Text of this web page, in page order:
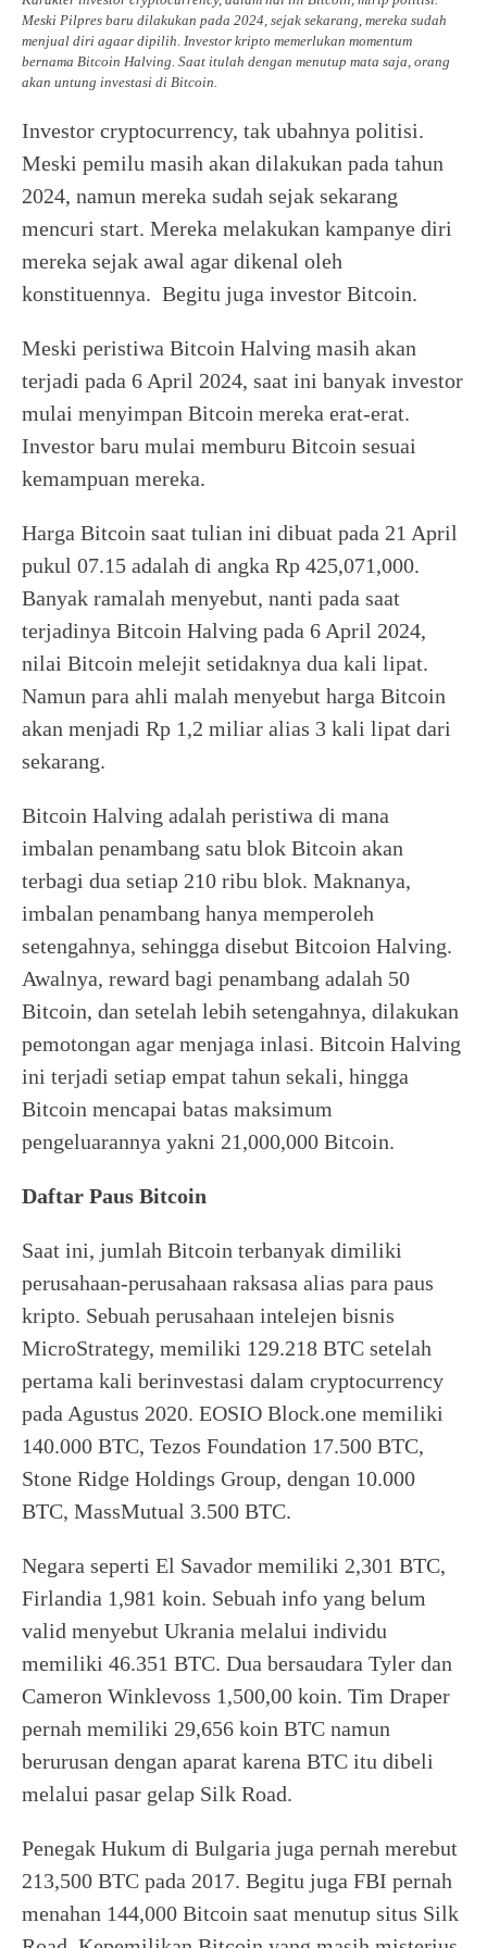
Meski Pilpres baru dilakukan pada 2024, sejak sekarang, mereka sudah
menjual diri agaar dipilih. Investor kripto memerlukan momentum
bernama Bitcoin Halving. Saat itulah dengan menutup mata saja, orang
akan untung investasi di Bitcoin.
Investor cryptocurrency, tak ubahnya politisi.
Meski pemilu masih akan dilakukan pada tahun
2024, namun mereka sudah sejak sekarang
mencuri start. Mereka melakukan kampanye diri
mereka sejak awal agar dikenal oleh
konstituennya. Begitu juga investor Bitcoin.
Meski peristiwa Bitcoin Halving masih akan
terjadi pada 6 April 2024, saat ini banyak investor
mulai menyimpan Bitcoin mereka erat-erat.
Investor baru mulai memburu Bitcoin sesuai
kemampuan mereka.
Harga Bitcoin saat tulian ini dibuat pada 21 April
pukul 07.15 adalah di angka Rp 425,071,000.
Banyak ramalah menyebut, nanti pada saat
terjadinya Bitcoin Halving pada 6 April 2024,
nilai Bitcoin melejit setidaknya dua kali lipat.
Namun para ahli malah menyebut harga Bitcoin
akan menjadi Rp 1,2 miliar alias 3 kali lipat dari
sekarang.
Bitcoin Halving adalah peristiwa di mana
imbalan penambang satu blok Bitcoin akan
terbagi dua setiap 210 ribu blok. Maknanya,
imbalan penambang hanya memperoleh
setengahnya, sehingga disebut Bitcoion Halving.
Awalnya, reward bagi penambang adalah 50
Bitcoin, dan setelah lebih setengahnya, dilakukan
pemotongan agar menjaga inlasi. Bitcoin Halving
ini terjadi setiap empat tahun sekali, hingga
Bitcoin mencapai batas maksimum
pengeluarannya yakni 21,000,000 Bitcoin.
Daftar Paus Bitcoin
Saat ini, jumlah Bitcoin terbanyak dimiliki
perusahaan-perusahaan raksasa alias para paus
kripto. Sebuah perusahaan intelejen bisnis
MicroStrategy, memiliki 129.218 BTC setelah
pertama kali berinvestasi dalam cryptocurrency
pada Agustus 2020. EOSIO Block.one memiliki
140.000 BTC, Tezos Foundation 17.500 BTC,
Stone Ridge Holdings Group, dengan 10.000
BTC, MassMutual 3.500 BTC.
Negara seperti El Savador memiliki 2,301 BTC,
Firlandia 1,981 koin. Sebuah info yang belum
valid menyebut Ukrania melalui individu
memiliki 46.351 BTC. Dua bersaudara Tyler dan
Cameron Winklevoss 1,500,00 koin. Tim Draper
pernah memiliki 29,656 koin BTC namun
berurusan dengan aparat karena BTC itu dibeli
melalui pasar gelap Silk Road.
Penegak Hukum di Bulgaria juga pernah merebut
213,500 BTC pada 2017. Begitu juga FBI pernah
menahan 144,000 Bitcoin saat menutup situs Silk